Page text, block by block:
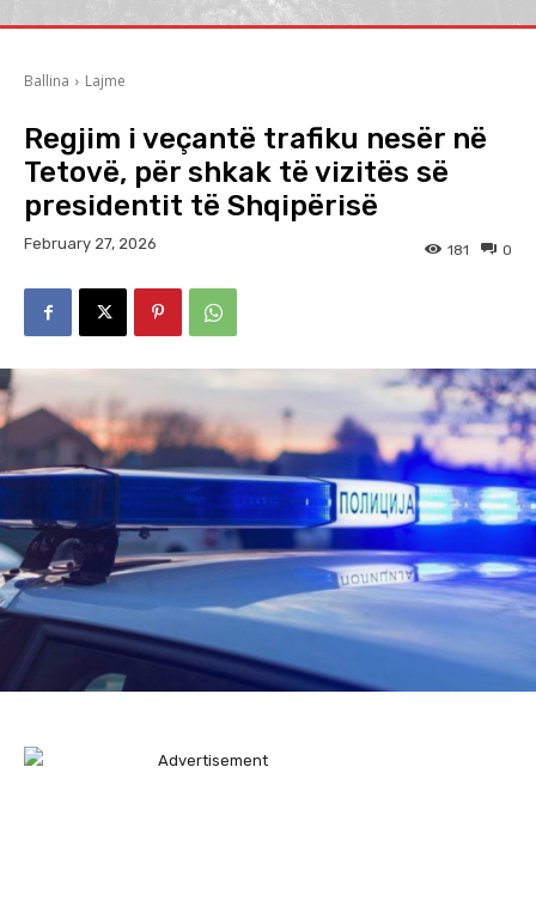
Ballina Lajme
Regjim i veçantë trafiku nesër në
Tetovë, për shkak të vizitës së
presidentit të Shqipërisë
February 27, 2026 0
181